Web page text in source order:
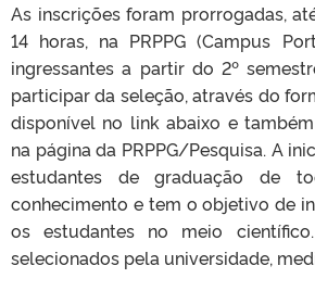
As inscrições foram prorrogadas,
14 horas, na PRPPG (Campus
ingressantes a partir do 2º
participar da seleção, através do
disponível no link abaixo e também
na página da PRPPG/Pesquisa. A
estudantes de graduação de
conhecimento e tem o objetivo de
os estudantes no meio
selecionados pela universidade,